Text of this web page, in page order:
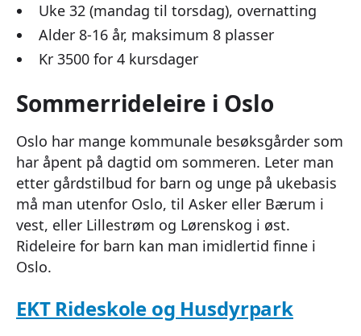
Uke 32 (mandag til torsdag), overnatting
Alder 8-16 år, maksimum 8 plasser
Kr 3500 for 4 kursdager
Sommerrideleire i Oslo
Oslo har mange kommunale besøksgårder som
har åpent på dagtid om sommeren. Leter man
etter gårdstilbud for barn og unge på ukebasis
må man utenfor Oslo, til Asker eller Bærum i
vest, eller Lillestrøm og Lørenskog i øst.
Rideleire for barn kan man imidlertid finne i
Oslo.
EKT Rideskole og Husdyrpark